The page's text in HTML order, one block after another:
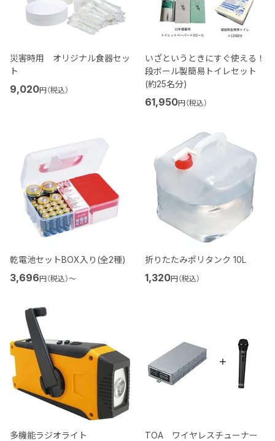
災害時用 オリジナル食器セッ
ト
9,020円（税込）
いざというときにすぐ使える！
段ボール製簡易トイレセット
(約25名分)
61,950円（税込）
乾電池セットBOX入り(全2種)
3,696円（税込）〜
折りたたみポリタンク 10L
1,320円（税込）
多機能ラジオライト
TOA ワイヤレスチューナー